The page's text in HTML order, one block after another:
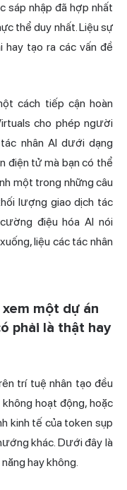
sáp nhập đã hợp nhất
thể duy nhất. Liệu sự
hay tạo ra các vấn đề
cách tiếp cận hoàn
cho phép người
nhân AI dưới dạng
điện tử mà bạn có thể
một trong những câu
lượng giao dịch tác
điệu hóa AI nói
liệu các tác nhân
một dự án
phải là thật hay
trí tuệ nhân tạo đều
hoạt động, hoặc
kinh tế của token sụp
khác. Dưới đây là
hay không.